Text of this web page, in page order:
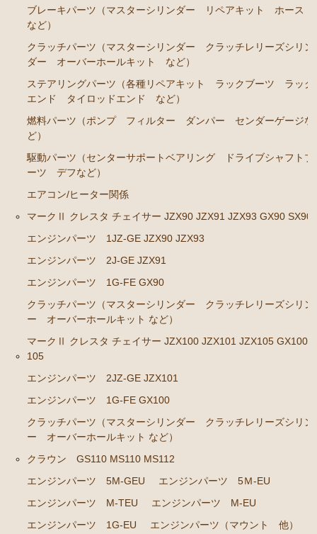
マークⅡ クレスタ チェイサー JZX100 JZX101 JZX105
エンジンパーツ 2JZ-GE JZX101
エンジンパーツ 1G-FE GX100
ーズシリンダー オーバーホールキット など）
クラウン GS110 MS110 MS112
エンジンパーツ 5M-GEU
エンジンパーツ M-EU
エンジンパーツ 1G-EU
エンジンパーツ（マウント 他）
ブレーキパーツ（マスターシリンダー リペアキッ
ト ホース など）
ーズシリンダー オーバーホールキット など）
ステアリングパーツ（ピットマンアーム アイドラー
アーム タイロッドエンド など）
足回りパーツ（ベアリング ボールジョイント アー
ムブッシュ類 など）
燃料パーツ（ポンプ フィルター ダンパー センダ
ーゲージなど）
駆動パーツ（センターサポートベアリング ドライブ
ブレーキパーツ（マスターシリンダー リペアキット ホース
など）
クラッチパーツ（マスターシリンダー クラッチレリーズシリン
ダー オーバーホールキット など）
ステアリングパーツ（各種リペアキット ラックブーツ ラック
エンド タイロッドエンド など）
燃料パーツ（ポンプ フィルター ダンパー センダーゲージな
ど）
駆動パーツ（センターサポートベアリング ドライブシャフトブ
ーツ デフなど）
エアコン/ヒーター関係
マークⅡ クレスタ チェイサー JZX90 JZX91 JZX93 GX90 SX90
エンジンパーツ 1JZ-GE JZX90 JZX93
エンジンパーツ 2J-GE JZX91
エンジンパーツ 1G-FE GX90
クラッチパーツ（マスターシリンダー クラッチレリーズシリン
ー オーバーホールキット など）
マークⅡ クレスタ チェイサー JZX100 JZX101 JZX105 GX100
105
エンジンパーツ 2JZ-GE JZX101
エンジンパーツ 1G-FE GX100
クラッチパーツ（マスターシリンダー クラッチレリーズシリン
ー オーバーホールキット など）
クラウン GS110 MS110 MS112
エンジンパーツ 5M-GEU
エンジンパーツ 5Ｍ-EU
エンジンパーツ M-TEU
エンジンパーツ M-EU
エンジンパーツ 1G-EU
エンジンパーツ（マウント 他）